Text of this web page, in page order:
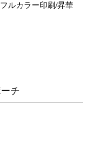
ルカラー印刷/昇華
チ